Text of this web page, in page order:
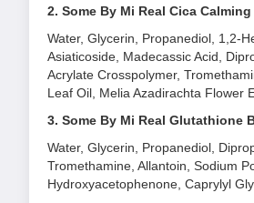
Some By Mi
Real Teatree
Some By Mi
Real Vitamin
Some By MiReal AHA-
hóa học nào.
Thiết kế miếng mặt nạ
2. Some By Mi Real Cica
Water, Glycerin, Propanediol, 1,2-
Asiaticoside, Madecassic Acid,
Acrylate Crosspolymer,
Leaf Oil, Melia Azadirachta Flower
3. Some By Mi Real Glutathione
Water, Glycerin, Propanediol,
Tromethamine, Allantoin, Sodium
Hydroxyacetophenone, Caprylyl